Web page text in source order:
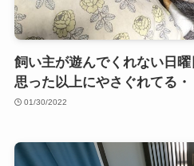
飼い主が遊んでくれない日
思った以上にやさぐれてる・
01/30/2022